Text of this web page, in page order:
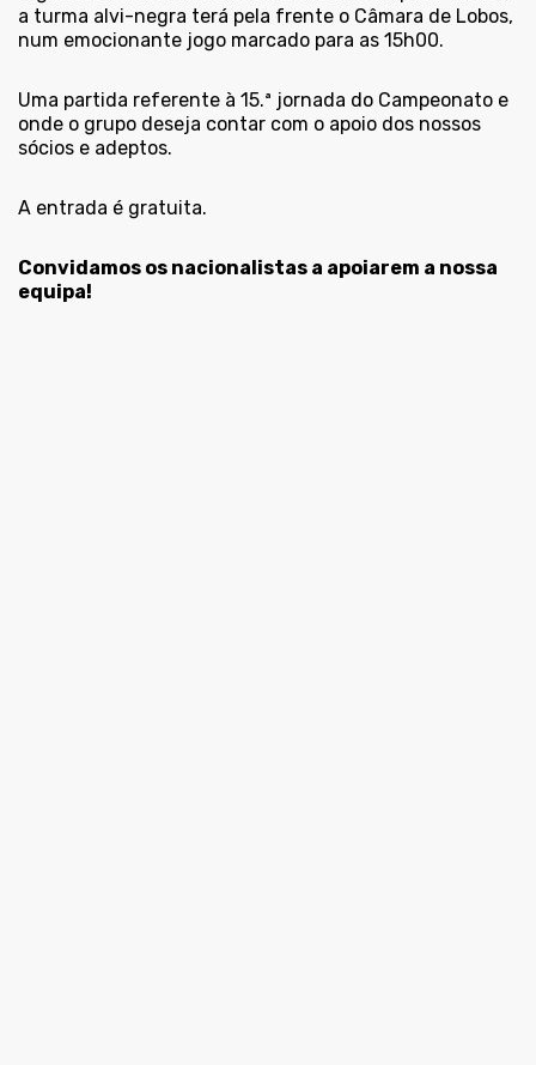
a turma alvi-negra terá pela frente o Câmara de Lobos,
num emocionante jogo marcado para as 15h00.
Uma partida referente à 15.ª jornada do Campeonato e
onde o grupo deseja contar com o apoio dos nossos
sócios e adeptos.
A entrada é gratuita.
Convidamos os nacionalistas a apoiarem a nossa
equipa!